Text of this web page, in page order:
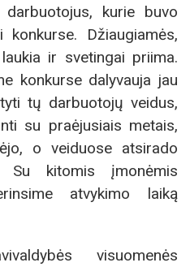
kurie buvo
konkurse. Džiaugiamės,
ir svetingai priima.
konkurse dalyvauja jau
tų darbuotojų veidus,
su praėjusiais metais,
o veiduose atsirado
Su kitomis įmonėmis
atvykimo laiką
visuomenės